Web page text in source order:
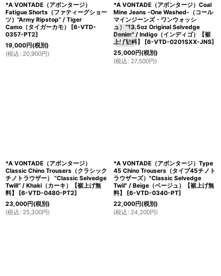
*A VONTADE（アボンタージ）
Fatigue Shorts（ファティーグショー
ツ）”Army Ripstop” / Tiger
Camo（タイガーカモ）
[6-VTD-
0357-PT2]
19,000円(税別)
(税込 : 20,900円)
*A VONTADE（アボンタージ）Coal
Mine Jeans -One Washed-（コール
マインジーンズ・ワンウォッシ
ュ）”13.5oz Original Selvedge
Denim" / Indigo（インディゴ）【裾
上げ無料】
[6-VTD-0201SXX-JNS]
25,000円(税別)
(税込 : 27,500円)
*A VONTADE（アボンタージ）
Classic Chino Trousers（クラシック
チノトラウザー） ”Classic Selvedge
Twill” / Khaki（カーキ）【裾上げ無
料】
[6-VTD-0480-PT2]
23,000円(税別)
(税込 : 25,300円)
*A VONTADE（アボンタージ）Type
45 Chino Trousers（タイプ45チノト
ラウザーズ）"Classic Selvedge
Twil" / Beige（ベージュ）【裾上げ無
料】
[6-VTD-0340-PT]
22,000円(税別)
(税込 : 24,200円)